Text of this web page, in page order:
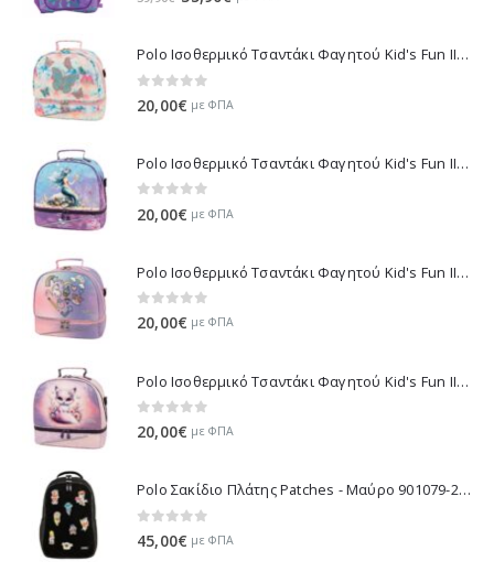
39,90€. είναι:
Polo Ισοθερμικό Τσαντάκι Φαγητού Kid's Fun II - Πολύχρωμο 971003-8419 2026
20,00€ με ΦΠΑ
Polo Ισοθερμικό Τσαντάκι Φαγητού Kid's Fun II - Πολύχρωμο 971003-8426 2026
20,00€ με ΦΠΑ
Polo Ισοθερμικό Τσαντάκι Φαγητού Kid's Fun II - Μωβ 971003-8420 2026
0 out of 5
20,00€ με ΦΠΑ
Polo Ισοθερμικό Τσαντάκι Φαγητού Kid's Fun II - Λιλά 971003-8425 2026
0 out of 5
20,00€ με ΦΠΑ
Polo Σακίδιο Πλάτης Patches - Μαύρο 901079-2000 2026
0out of 5
45,00€ με ΦΠΑ